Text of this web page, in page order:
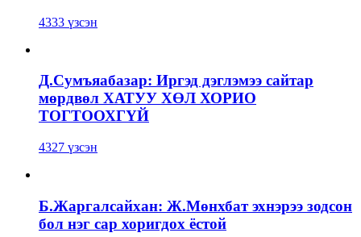
4333 үзсэн
Д.Сумъяабазар: Иргэд дэглэмээ сайтар
мөрдвөл ХАТУУ ХӨЛ ХОРИО
ТОГТООХГҮЙ
4327 үзсэн
Б.Жаргалсайхан: Ж.Мөнхбат эхнэрээ зодсон
бол нэг сар хоригдох ёстой